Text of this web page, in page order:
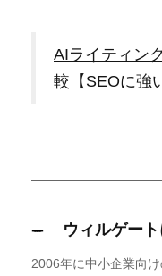
AIライティン
較【SEOに強
ウィルゲー
2006年に中小企業向